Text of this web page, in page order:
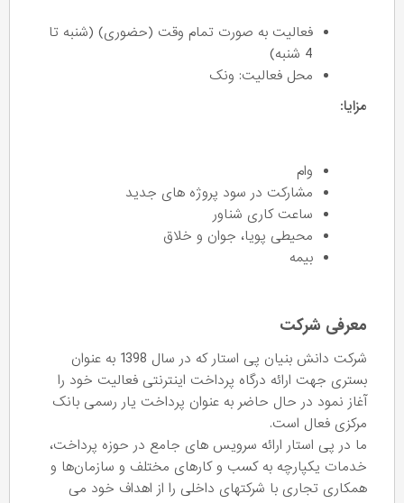
فعالیت به صورت تمام وقت (حضوری) (شنبه تا
4 شنبه)
محل فعالیت: ونک
مزایا:
وام
مشارکت در سود پروژه های جدید
ساعت کاری شناور
محیطی پویا، جوان و خلاق
بیمه
معرفی شرکت
شرکت دانش بنیان پی استار که در سال 1398 به عنوان
بستری جهت ارائه درگاه پرداخت اینترنتی فعالیت خود را
آغاز نمود در حال حاضر به عنوان پرداخت یار رسمی بانک
مرکزی فعال است.
ما در پی استار ارائه سرویس های جامع در حوزه پرداخت،
خدمات یکپارچه به کسب و کارهای مختلف و سازمان‌ها و
همکاری تجاری با شرکتهای داخلی را از اهداف خود می